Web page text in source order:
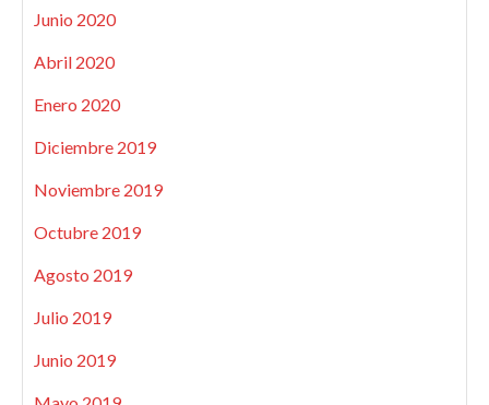
Junio 2020
Abril 2020
Enero 2020
Diciembre 2019
Noviembre 2019
Octubre 2019
Agosto 2019
Julio 2019
Junio 2019